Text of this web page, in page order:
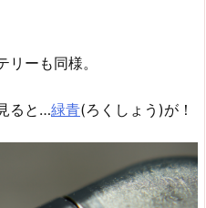
ーも同様。
ると…緑青(ろくしょう)が！